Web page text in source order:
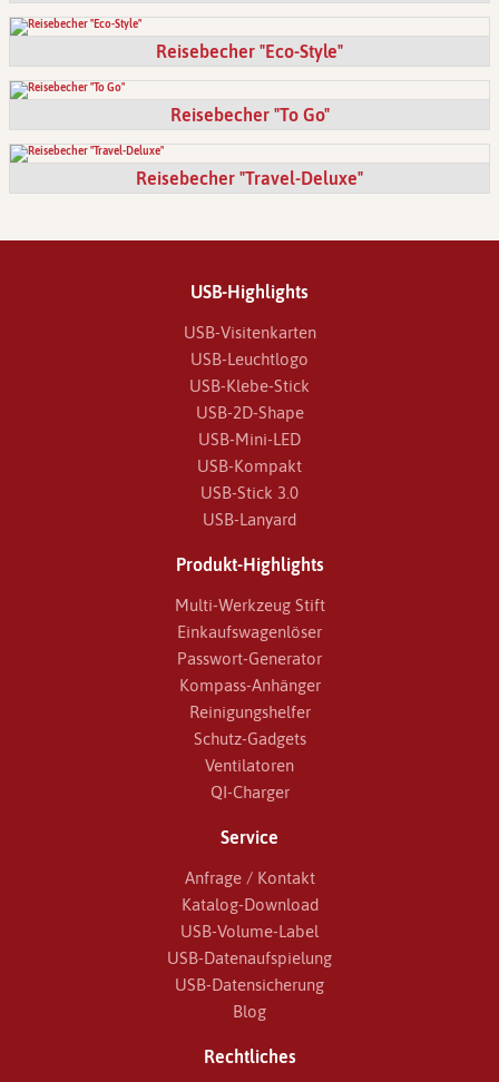
Reisebecher "Eco-Style"
Reisebecher "To Go"
Reisebecher "Travel-Deluxe"
USB-Highlights
USB-Visitenkarten
USB-Leuchtlogo
USB-Klebe-Stick
USB-2D-Shape
USB-Mini-LED
USB-Kompakt
USB-Stick 3.0
USB-Lanyard
Produkt-Highlights
Multi-Werkzeug Stift
Einkaufswagenlöser
Passwort-Generator
Kompass-Anhänger
Reinigungshelfer
Schutz-Gadgets
Ventilatoren
QI-Charger
Service
Anfrage / Kontakt
Katalog-Download
USB-Volume-Label
USB-Datenaufspielung
USB-Datensicherung
Blog
Rechtliches